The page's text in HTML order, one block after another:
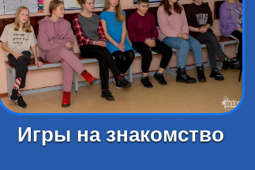
Игры на знакомство